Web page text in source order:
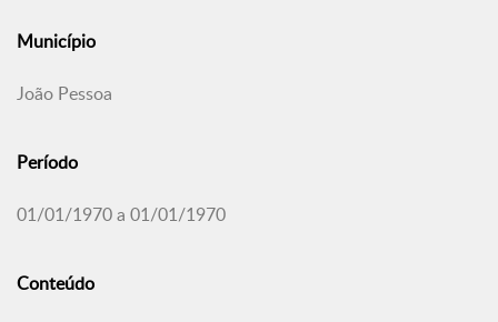
Município
João Pessoa
Período
01/01/1970 a 01/01/1970
Conteúdo